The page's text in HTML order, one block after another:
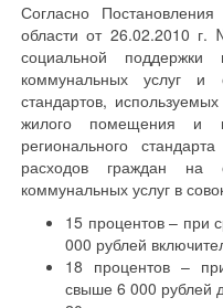
Согласно Постановления
области от 26.02.2010
социальной
коммунальных услуг и
стандартов,
жилого помещения и
регионального
расходов граждан
коммунальных услуг в
15 процентов – при
000 рублей
18 процентов –
свыше 6 000 рублей